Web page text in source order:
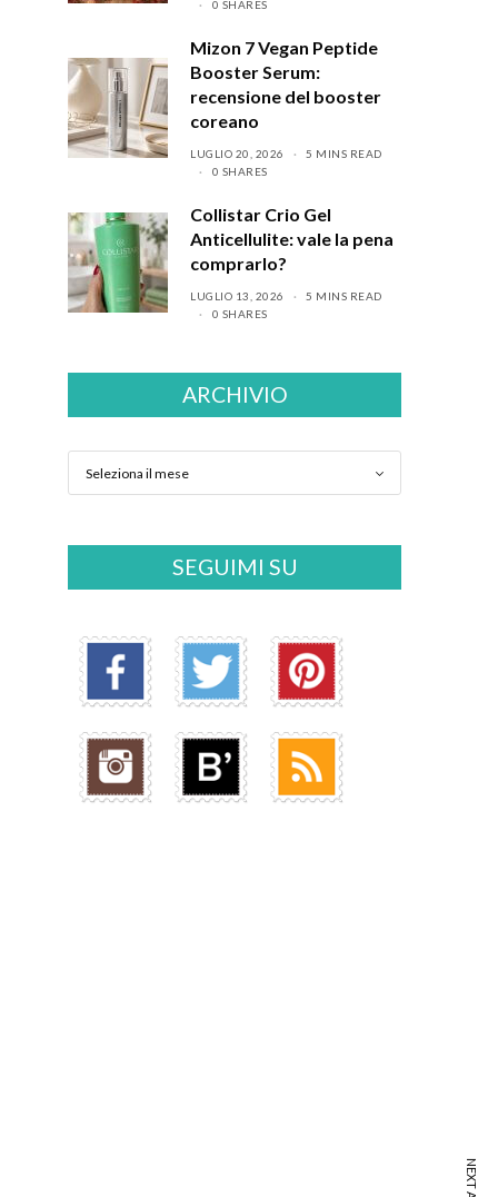
0 SHARES
Mizon 7 Vegan Peptide
Booster Serum:
recensione del booster
coreano
LUGLIO 20, 2026
5 MINS READ
0 SHARES
Collistar Crio Gel
Anticellulite: vale la pena
comprarlo?
LUGLIO 13, 2026
5 MINS READ
0 SHARES
ARCHIVIO
SEGUIMI SU